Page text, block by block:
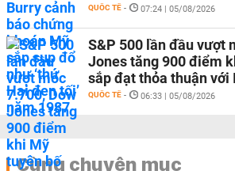
QUỐC TẾ - 07:24 | 05/08/2026
S&P 500 lần đầu vượt
Jones tăng 900 điểm
sắp đạt thỏa thuận với
QUỐC TẾ - 06:33 | 05/08/2026
Cùng chuyên mục